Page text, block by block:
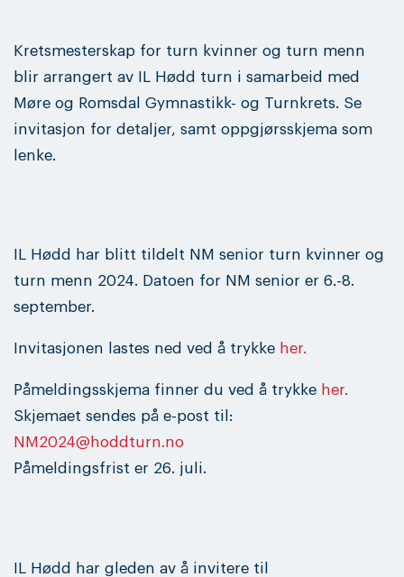
Kretsmesterskap for turn kvinner og turn menn
blir arrangert av IL Hødd turn i samarbeid med
Møre og Romsdal Gymnastikk- og Turnkrets. Se
invitasjon for detaljer, samt oppgjørsskjema som
lenke.
IL Hødd har blitt tildelt NM senior turn kvinner og
turn menn 2024. Datoen for NM senior er 6.-8.
september.
Invitasjonen lastes ned ved å trykke her.
Påmeldingsskjema finner du ved å trykke her.
Skjemaet sendes på e-post til:
NM2024@hoddturn.no
Påmeldingsfrist er 26. juli.
IL Hødd har gleden av å invitere til